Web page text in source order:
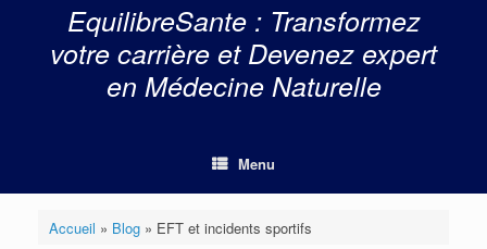
EquilibreSante : Transformez
votre carrière et Devenez expert
en Médecine Naturelle
Menu
Accueil » Blog» EFT et incidents sportifs